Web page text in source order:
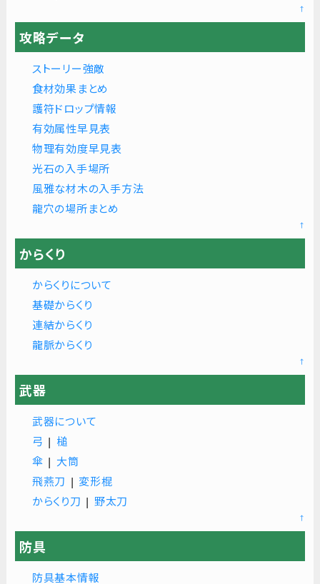
↑
攻略データ
ストーリー強敵
食材効果まとめ
護符ドロップ情報
有効属性早見表
物理有効度早見表
光石の入手場所
風雅な材木の入手方法
龍穴の場所まとめ
↑
からくり
からくりについて
基礎からくり
連結からくり
龍脈からくり
↑
武器
武器について
弓 | 槌
傘 | 大筒
飛燕刀 | 変形棍
からくり刀 | 野太刀
↑
防具
防具基本情報